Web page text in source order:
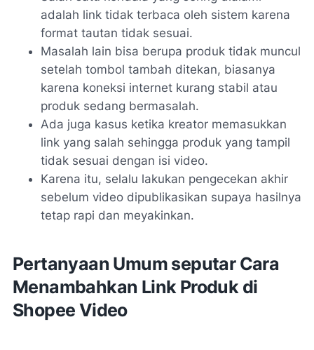
adalah link tidak terbaca oleh sistem karena
format tautan tidak sesuai.
Masalah lain bisa berupa produk tidak muncul
setelah tombol tambah ditekan, biasanya
karena koneksi internet kurang stabil atau
produk sedang bermasalah.
Ada juga kasus ketika kreator memasukkan
link yang salah sehingga produk yang tampil
tidak sesuai dengan isi video.
Karena itu, selalu lakukan pengecekan akhir
sebelum video dipublikasikan supaya hasilnya
tetap rapi dan meyakinkan.
Pertanyaan Umum seputar Cara
Menambahkan Link Produk di
Shopee Video